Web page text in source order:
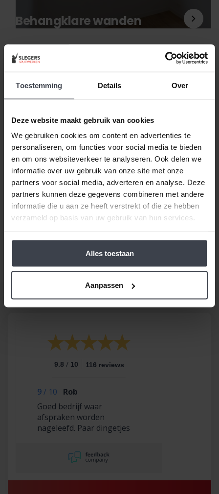
Toestemming Details Over
Deze website maakt gebruik van cookies
We gebruiken cookies om content en advertenties te
personaliseren, om functies voor social media te bieden
en om ons websiteverkeer te analyseren. Ook delen we
informatie over uw gebruik van onze site met onze
partners voor social media, adverteren en analyse. Deze
partners kunnen deze gegevens combineren met andere
informatie die u aan ze heeft verstrekt of die ze hebben
verzameld op basis van uw gebruik van hun services.
Alles toestaan
Aanpassen
Behangklare wanden
Meer nieuws
Beste klant, wanneer alles duurder wordt,
wij de prijzen laag.
Daarom zijn al onze extra
services gratis of goed betaalbaar. Wilt u pas
volgend jaar uw woning laten stucen, dunpleisteren
of latexspuiten? Ook dat houden we betaalbaar, zo
spreken we samen met u een vaste prijs af en
houden wij ons aan de gemaakte prijsafspraak vanaf
de dag dat uw offerte getekend is -ongeacht de
prijsverhogingen van concurrenten, materialen
of aannemers. Op zoek naar nóg meer gemak voor
Gewoon bij u thuis, voor een echte Slegers
Spuitwerken prijs.
9.8 / 10 116 reviews
9/ 10
Rob
Goed bedrijf waar
afspraken worden
nageleefd. Paar dingetjes
korting gekregen. Duurde
lang eer ik de sleutel
met excuses , maar na